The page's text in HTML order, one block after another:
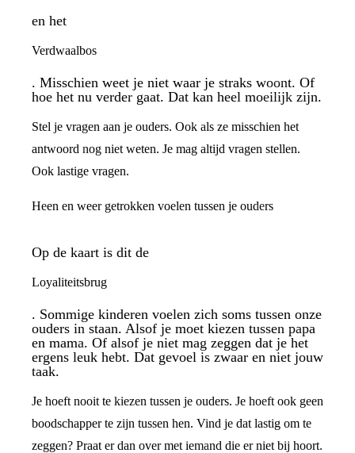
en het
Verdwaalbos
. Misschien weet je niet waar je straks woont. Of
hoe het nu verder gaat. Dat kan heel moeilijk zijn.
Stel je vragen aan je ouders. Ook als ze misschien het
antwoord nog niet weten. Je mag altijd vragen stellen.
Ook lastige vragen.
Heen en weer getrokken voelen tussen je ouders
Op de kaart is dit de
Loyaliteitsbrug
. Sommige kinderen voelen zich soms tussen onze
ouders in staan. Alsof je moet kiezen tussen papa
en mama. Of alsof je niet mag zeggen dat je het
ergens leuk hebt. Dat gevoel is zwaar en niet jouw
taak.
Je hoeft nooit te kiezen tussen je ouders. Je hoeft ook geen
boodschapper te zijn tussen hen. Vind je dat lastig om te
zeggen? Praat er dan over met iemand die er niet bij hoort.